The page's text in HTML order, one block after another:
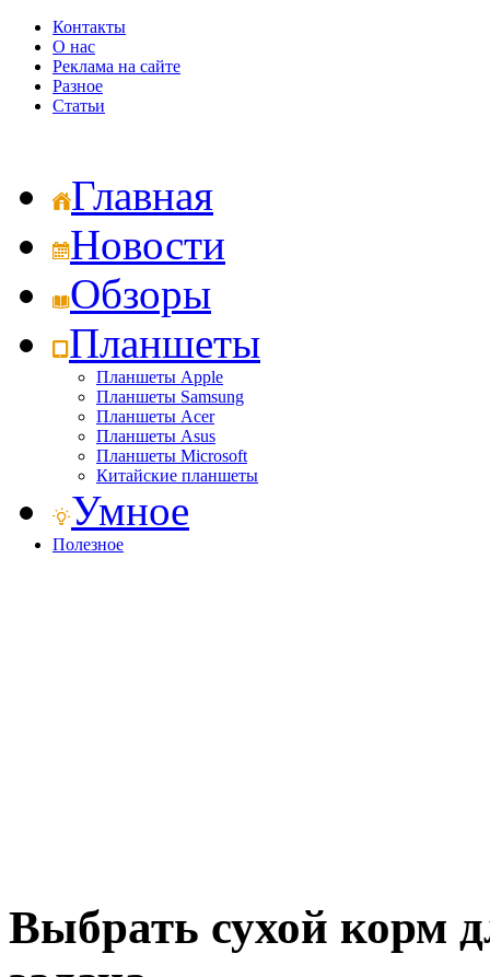
Контакты
О нас
Реклама на сайте
Разное
Статьи
Главная
Новости
Обзоры
Планшеты
Планшеты Apple
Планшеты Samsung
Планшеты Acer
Планшеты Asus
Планшеты Microsoft
Китайские планшеты
Умное
Полезное
Выбрать сухой корм